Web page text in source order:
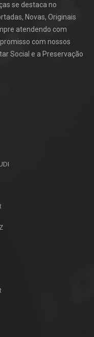
se destaca no
Novas, Originais
atendendo com
com nossos
Social e a Preservação